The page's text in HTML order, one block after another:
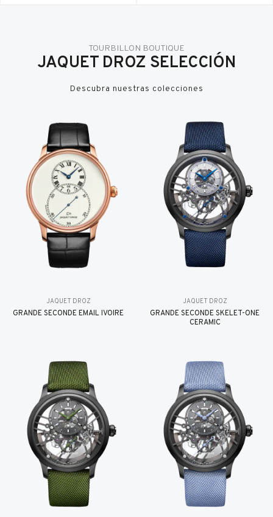
TOURBILLON BOUTIQUE
JAQUET DROZ SELECCIÓN
Descubra nuestras colecciones
JAQUET DROZ
GRANDE SECONDE EMAIL IVOIRE
JAQUET DROZ
GRANDE SECONDE SKELET-ONE
CERAMIC